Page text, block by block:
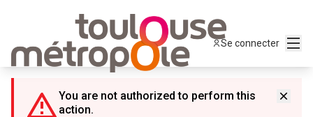
Se connecter
You are not authorized to perform this
action.